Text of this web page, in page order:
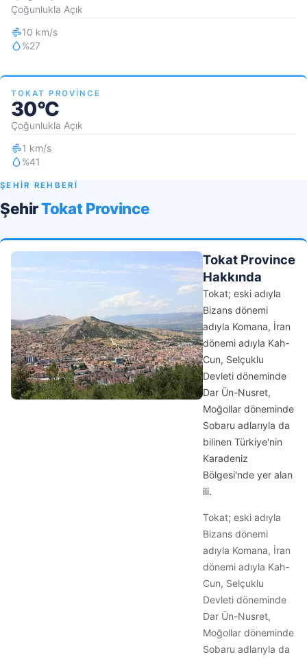
Çoğunlukla Açık
10 km/s
%27
TOKAT PROVINCE
30°C
Çoğunlukla Açık
1 km/s
%41
ŞEHİR REHBERİ
ŞehirTokat Province
Tokat Province
Hakkında
Tokat; eski adıyla
Bizans dönemi
adıyla Komana, İran
dönemi adıyla Kah-
Cun, Selçuklu
Devleti döneminde
Dar Ün-Nusret,
Moğollar döneminde
Sobaru adlarıyla da
bilinen Türkiye'nin
Karadeniz
Bölgesi'nde yer alan
ili.
Tokat; eski adıyla
Bizans dönemi
adıyla Komana, İran
dönemi adıyla Kah-
Cun, Selçuklu
Devleti döneminde
Dar Ün-Nusret,
Moğollar döneminde
Sobaru adlarıyla da